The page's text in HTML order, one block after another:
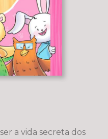
a vida secreta dos